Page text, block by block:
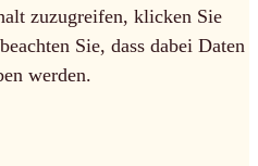
zuzugreifen, klicken Sie
Sie, dass dabei Daten
werden.